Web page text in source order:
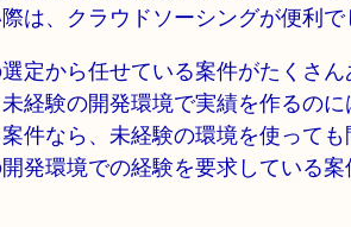
は、クラウドソーシングが便利で
定から任せている案件がたくさ
経験の開発環境で実績を作るのに
件なら、未経験の環境を使って
発環境での経験を要求している